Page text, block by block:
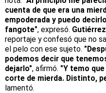
cuenta de que era una
empoderada y puedo
fangote", expresó. Gutiérrez
reportaje y confesó que no
el pelo con ese sujeto.
podemos decir que
dejarlo", afirmó. "Y temo
corte de mierda. Distinto,
lamentó.